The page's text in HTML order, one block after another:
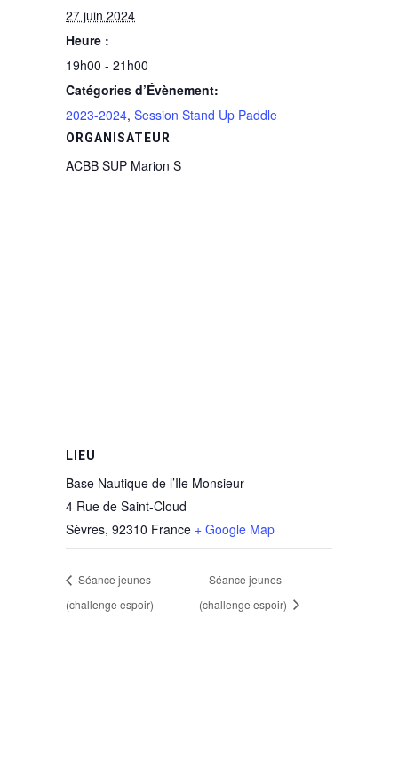
27 juin 2024
Heure :
19h00 - 21h00
Catégories d’Évènement:
2023-2024, Session Stand Up Paddle
ORGANISATEUR
ACBB SUP Marion S
LIEU
Base Nautique de l’Ile Monsieur
4 Rue de Saint-Cloud
Sèvres, 92310 France + Google Map
Séance jeunes
(challenge espoir)
Séance jeunes
(challenge espoir)